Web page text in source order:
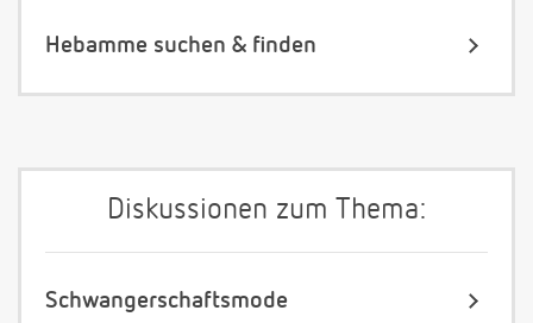
Hebamme suchen & finden
Diskussionen zum Thema:
Schwangerschaftsmode